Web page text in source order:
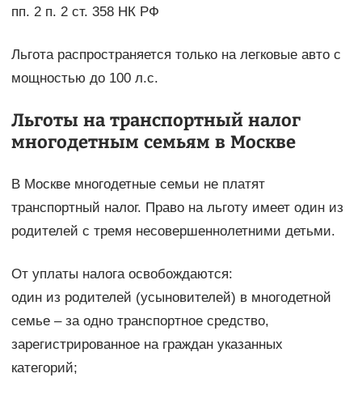
пп. 2 п. 2 ст. 358 НК РФ
Льгота распространяется только на легковые авто с
мощностью до 100 л.с.
Льготы на транспортный налог
многодетным семьям в Москве
В Москве многодетные семьи не платят
транспортный налог. Право на льготу имеет один из
родителей с тремя несовершеннолетними детьми.
От уплаты налога освобождаются:
один из родителей (усыновителей) в многодетной
семье – за одно транспортное средство,
зарегистрированное на граждан указанных
категорий;